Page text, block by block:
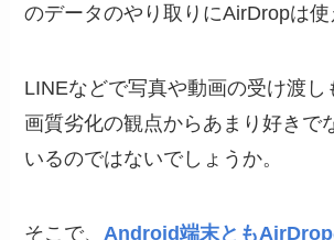
のデータのやり取りにAirDropは使
LINEなどで写真や動画の受け渡し
画質劣化の観点からあまり好きで
いるのではないでしょうか。
そこで、 Android端末とも